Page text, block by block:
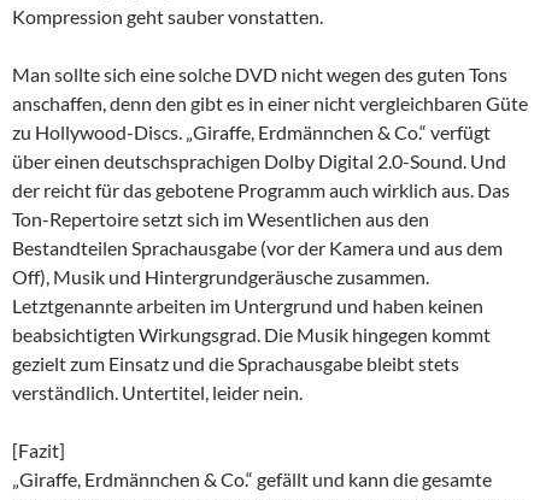
Kompression geht sauber vonstatten.
Man sollte sich eine solche DVD nicht wegen des guten Tons
anschaffen, denn den gibt es in einer nicht vergleichbaren Güte
zu Hollywood-Discs. „Giraffe, Erdmännchen & Co.“ verfügt
über einen deutschsprachigen Dolby Digital 2.0-Sound. Und
der reicht für das gebotene Programm auch wirklich aus. Das
Ton-Repertoire setzt sich im Wesentlichen aus den
Bestandteilen Sprachausgabe (vor der Kamera und aus dem
Off), Musik und Hintergrundgeräusche zusammen.
Letztgenannte arbeiten im Untergrund und haben keinen
beabsichtigten Wirkungsgrad. Die Musik hingegen kommt
gezielt zum Einsatz und die Sprachausgabe bleibt stets
verständlich. Untertitel, leider nein.
[Fazit]
„Giraffe, Erdmännchen & Co.“ gefällt und kann die gesamte